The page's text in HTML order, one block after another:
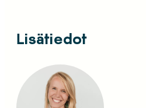
Lisätiedot